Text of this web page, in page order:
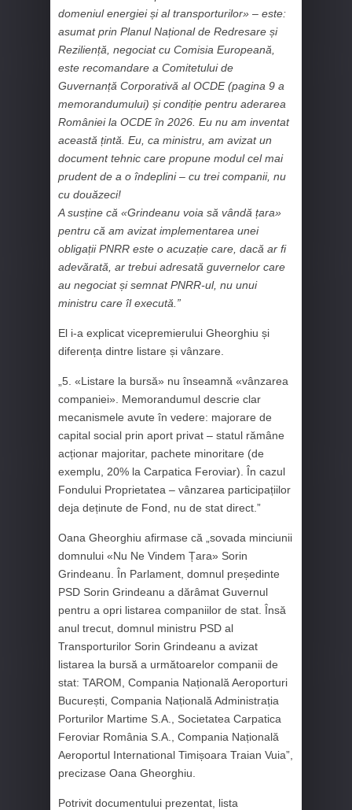
domeniul energiei și al transporturilor» – este:
asumat prin Planul Național de Redresare și
Reziliență, negociat cu Comisia Europeană,
este recomandare a Comitetului de
Guvernanță Corporativă al OCDE (pagina 9 a
memorandumului) și condiție pentru aderarea
României la OCDE în 2026. Eu nu am inventat
această țintă. Eu, ca ministru, am avizat un
document tehnic care propune modul cel mai
prudent de a o îndeplini – cu trei companii, nu
cu douăzeci!
A susține că «Grindeanu voia să vândă țara»
pentru că am avizat implementarea unei
obligații PNRR este o acuzație care, dacă ar fi
adevărată, ar trebui adresată guvernelor care
au negociat și semnat PNRR-ul, nu unui
ministru care îl execută.”
El i-a explicat vicepremierului Gheorghiu și
diferența dintre listare și vânzare.
„5. «Listare la bursă» nu înseamnă «vânzarea
companiei». Memorandumul descrie clar
mecanismele avute în vedere: majorare de
capital social prin aport privat – statul rămâne
acționar majoritar, pachete minoritare (de
exemplu, 20% la Carpatica Feroviar). În cazul
Fondului Proprietatea – vânzarea participațiilor
deja deținute de Fond, nu de stat direct.”
Oana Gheorghiu afirmase că „sovada minciunii
domnului «Nu Ne Vindem Țara» Sorin
Grindeanu. În Parlament, domnul președinte
PSD Sorin Grindeanu a dărâmat Guvernul
pentru a opri listarea companiilor de stat. Însă
anul trecut, domnul ministru PSD al
Transporturilor Sorin Grindeanu a avizat
listarea la bursă a următoarelor companii de
stat: TAROM, Compania Națională Aeroporturi
București, Compania Națională Administrația
Porturilor Martime S.A., Societatea Carpatica
Feroviar România S.A., Compania Națională
Aeroportul International Timișoara Traian Vuia”,
precizase Oana Gheorghiu.
Potrivit documentului prezentat, lista